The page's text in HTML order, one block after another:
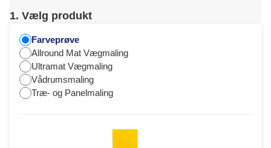
1. Vælg produkt
Farveprøve
Allround Mat Vægmaling
Ultramat Vægmaling
Vådrumsmaling
Træ- og Panelmaling